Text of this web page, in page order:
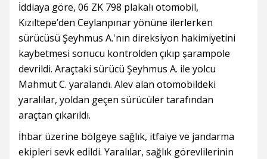
İddiaya göre, 06 ZK 798 plakalı otomobil,
Kızıltepe’den Ceylanpınar yönüne ilerlerken
sürücüsü Şeyhmus A.'nın direksiyon hakimiyetini
kaybetmesi sonucu kontrolden çıkıp şarampole
devrildi. Araçtaki sürücü Şeyhmus A. ile yolcu
Mahmut C. yaralandı. Alev alan otomobildeki
yaralılar, yoldan geçen sürücüler tarafından
araçtan çıkarıldı.
İhbar üzerine bölgeye sağlık, itfaiye ve jandarma
ekipleri sevk edildi. Yaralılar, sağlık görevlilerinin